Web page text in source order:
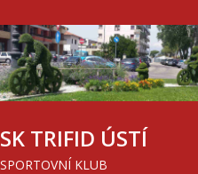
SK TRIFID ÚSTÍ
SPORTOVNÍ KLUB